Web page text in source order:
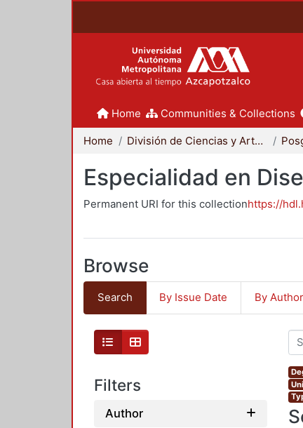
Home Communities & Collections
Home División de Ciencias y Artes para el Diseño
Especialidad en
Permanent URI for this collectionhttps://
Browse
Search By Issue Date By Author
Filters
Author